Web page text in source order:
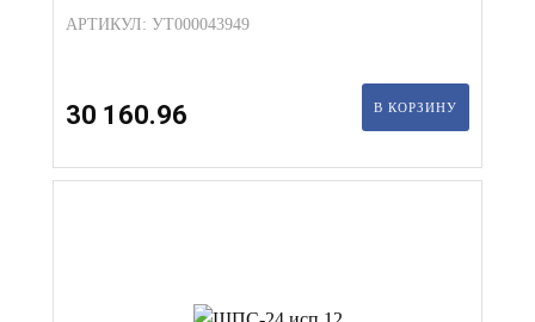
АРТИКУЛ: УТ000043949
30 160.96 В КОРЗИНУ